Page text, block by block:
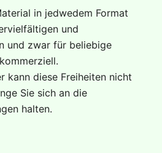
in jedwedem Format
und
und zwar für beliebige
kann diese Freiheiten nicht
Sie sich an die
halten.